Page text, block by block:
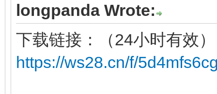
longpanda Wrote:
下载链接：（24小时有效）
https://ws28.cn/f/